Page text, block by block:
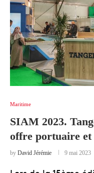
Maritime
SIAM 2023.
offre portuaire et
by David Jérémie 9 mai 2023